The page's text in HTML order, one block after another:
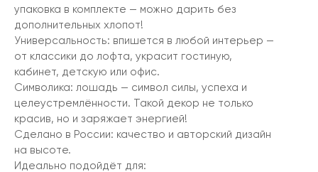
упаковка в комплекте — можно дарить без
дополнительных хлопот!
Универсальность: впишется в любой интерьер —
от классики до лофта, украсит гостиную,
кабинет, детскую или офис.
Символика: лошадь — символ силы, успеха и
целеустремлённости. Такой декор не только
красив, но и заряжает энергией!
Сделано в России: качество и авторский дизайн
на высоте.
Идеально подойдёт для: